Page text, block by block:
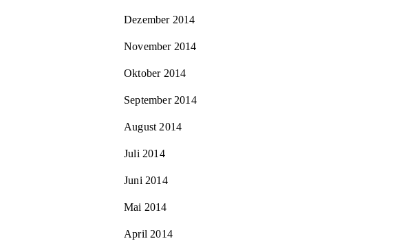
Dezember 2014
November 2014
Oktober 2014
September 2014
August 2014
Juli 2014
Juni 2014
Mai 2014
April 2014